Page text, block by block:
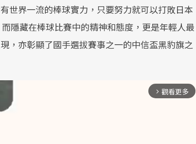
世界一流的棒球實力，只要努力就可以打敗日本
隱藏在棒球比賽中的精神和態度，更是年輕人最
，亦彰顯了國手選拔賽事之一的中信盃黑豹旗之
arrow_forward_ios 觀看更多